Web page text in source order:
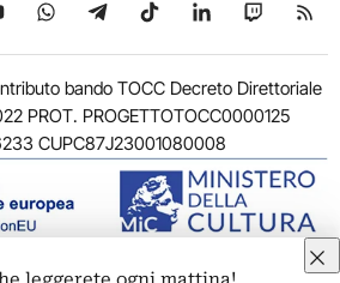
bando TOCC Decreto Direttoriale
PROT. PROGETTOTOCC0000125
CUPC87J23001080008